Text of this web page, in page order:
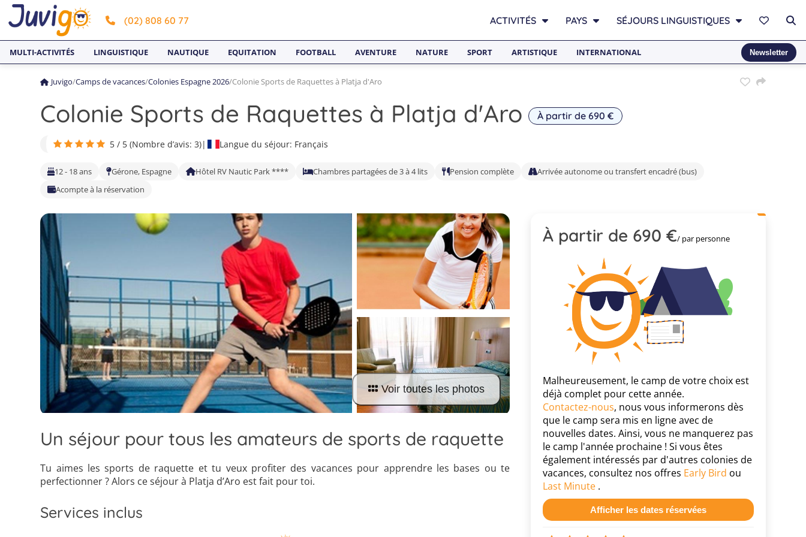
(02) 808 60 77 ACTIVITÉS PAYS SÉJOURS LINGUISTIQUES
MULTI-ACTIVITÉS LINGUISTIQUE NAUTIQUE EQUITATION FOOTBALL AVENTURE NATURE SPORT ARTISTIQUE INTERNATIONAL Newsletter
Juvigo/Camps de vacances/Colonies Espagne 2026/Colonie Sports de Raquettes à Platja d'Aro
Colonie Sports de Raquettes à Platja d'Aro À partir de 690 €
5 / 5 (Nombre d’avis: 3)| Langue du séjour: Français
12 - 18 ans Gérone, Espagne Hôtel RV Nautic Park **** Chambres partagées de 3 à 4 lits Pension complète
Arrivée autonome ou transfert encadré (bus)
Acompte à la réservation
À partir de 690 €/ par personne
Malheureusement, le camp de votre choix est
déjà complet pour cette année.
Contactez-nous, nous vous informerons dès
que le camp sera mis en ligne avec de
nouvelles dates. Ainsi, vous ne manquerez pas
le camp l'année prochaine ! Si vous êtes
également intéressés par d'autres colonies de
vacances, consultez nos offres Early Bird ou
Last Minute .
Afficher les dates réservées
Voir toutes les photos
Un séjour pour tous les amateurs de sports de raquette
Tu aimes les sports de raquette et tu veux profiter des vacances pour apprendre les bases ou te
perfectionner ? Alors ce séjour à Platja d’Aro est fait pour toi.
Services inclus